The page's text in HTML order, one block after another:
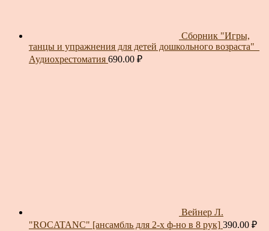
Сборник "Игры,
танцы и упражнения для детей дошкольного возраста"_
Аудиохрестоматия 690.00 ₽
Вейнер Л.
"ROCATANC" [ансамбль для 2-х ф-но в 8 рук] 390.00 ₽